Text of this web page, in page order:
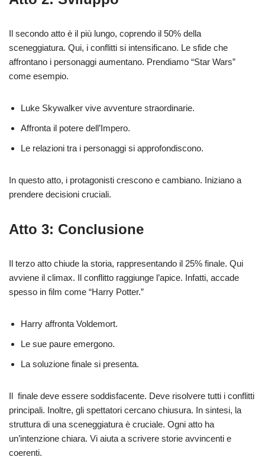
Il secondo atto è il più lungo, coprendo il 50% della
sceneggiatura. Qui, i conflitti si intensificano. Le sfide che
affrontano i personaggi aumentano. Prendiamo “Star Wars”
come esempio.
Luke Skywalker vive avventure straordinarie.
Affronta il potere dell’Impero.
Le relazioni tra i personaggi si approfondiscono.
In questo atto, i protagonisti crescono e cambiano. Iniziano a
prendere decisioni cruciali.
Atto 3: Conclusione
Il terzo atto chiude la storia, rappresentando il 25% finale. Qui
avviene il climax. Il conflitto raggiunge l’apice. Infatti, accade
spesso in film come “Harry Potter.”
Harry affronta Voldemort.
Le sue paure emergono.
La soluzione finale si presenta.
Il finale deve essere soddisfacente. Deve risolvere tutti i conflitti
principali. Inoltre, gli spettatori cercano chiusura. In sintesi, la
struttura di una sceneggiatura è cruciale. Ogni atto ha
un’intenzione chiara. Vi aiuta a scrivere storie avvincenti e
coerenti.